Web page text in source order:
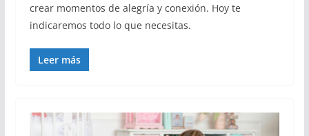
crear momentos de alegría y conexión. Hoy te
indicaremos todo lo que necesitas.
Leer más